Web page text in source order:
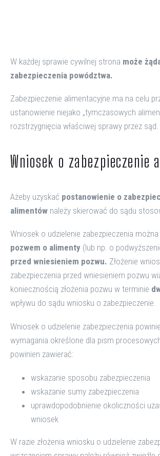
W każdej sprawie cywilnej strona może
zabezpieczenia powództwa.
Zabezpieczenie alimentacyjne ma na celu
ustanowienie niejako „tymczasowych
rozstrzygnięcia właściwej sprawy przez sąd.
Wniosek o zabezpieczenie
Ażeby uzyskać postanowienie o
alimentów należy skierować do sądu
Wniosek o udzielenie zabezpieczenia można
pozwem o alimenty (lub np. o
przed wniesieniem pozwu. Złożenie
zabezpieczenia przed wniesieniem pozwu
koniecznością złożenia pozwu w terminie
wpływu do sądu wniosku o zabezpieczenie.
Wniosek o udzielenie zabezpieczenia
wymagania określone dla pism
powinien zawierać:
wskazanie sposobu zabezpieczenia
wskazanie sumy zabezpieczenia
uprawdopodobnienie okoliczności
wniosek
W razie złożenia wniosku o udzielenie